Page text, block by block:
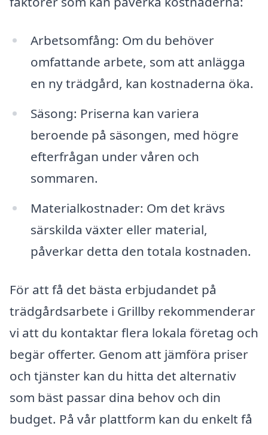
Arbetsomfång: Om du behöver
omfattande arbete, som att anlägga
en ny trädgård, kan kostnaderna öka.
Säsong: Priserna kan variera
beroende på säsongen, med högre
efterfrågan under våren och
sommaren.
Materialkostnader: Om det krävs
särskilda växter eller material,
påverkar detta den totala kostnaden.
För att få det bästa erbjudandet på
trädgårdsarbete i Grillby rekommenderar
vi att du kontaktar flera lokala företag och
begär offerter. Genom att jämföra priser
och tjänster kan du hitta det alternativ
som bäst passar dina behov och din
budget. På vår plattform kan du enkelt få